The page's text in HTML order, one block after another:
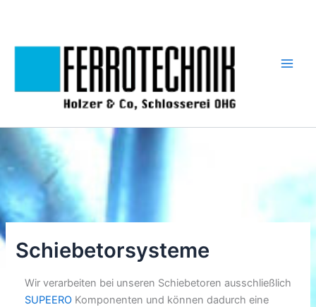
Schiebetorsysteme
Wir verarbeiten bei unseren Schiebetoren ausschließlich
SUPEEROKomponenten und können dadurch eine